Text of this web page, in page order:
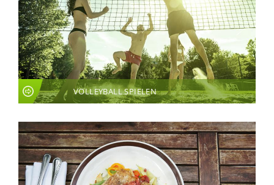
VOLLEYBALL SPIELEN